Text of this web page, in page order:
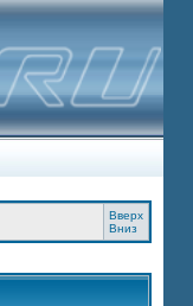
Вверх
Вниз